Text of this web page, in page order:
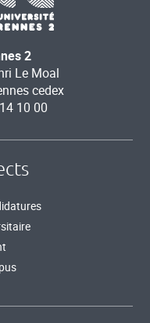
2
Le Moal
cedex
10 00